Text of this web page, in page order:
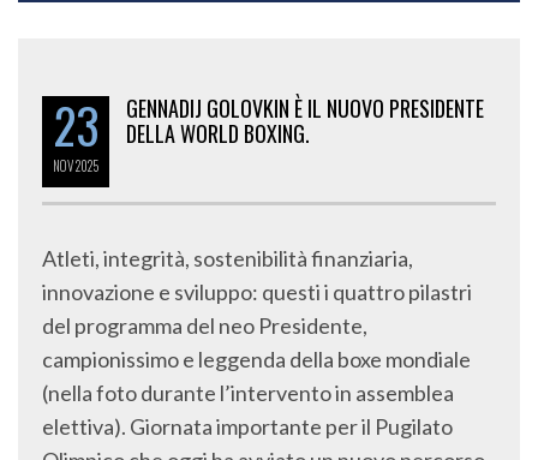
23
NOV 2025
GENNADIJ GOLOVKIN È IL NUOVO PRESIDENTE
DELLA WORLD BOXING.
innovazione e sviluppo: questi i quattro pilastri
del programma del neo Presidente,
campionissimo e leggenda della boxe mondiale
(nella foto durante l’intervento in assemblea
elettiva). Giornata importante per il Pugilato
Olimpico che oggi ha avviato un nuovo percorso